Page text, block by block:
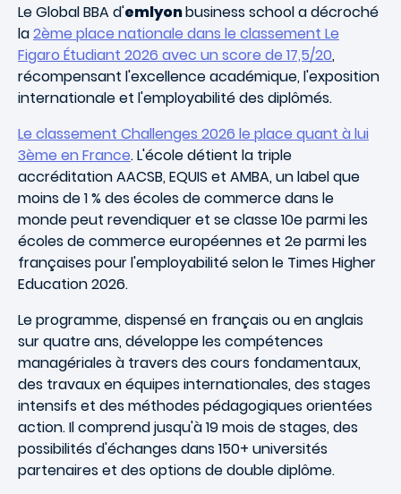
Le Global BBA d'emlyonbusiness school a décroché
la2ème place nationale dans le classement Le
Figaro Étudiant 2026 avec un score de 17,5/20,
récompensant l'excellence académique, l'exposition
internationale et l'employabilité des diplômés.
Le classement Challenges 2026 le place quant à lui
3ème en France. L'école détient la triple
accréditation AACSB, EQUIS et AMBA, un label que
moins de 1 % des écoles de commerce dans le
monde peut revendiquer et se classe 10e parmi les
écoles de commerce européennes et 2e parmi les
françaises pour l'employabilité selon le Times Higher
Education 2026.
Le programme, dispensé en français ou en anglais
sur quatre ans, développe les compétences
managériales à travers des cours fondamentaux,
des travaux en équipes internationales, des stages
intensifs et des méthodes pédagogiques orientées
action. Il comprend jusqu'à 19 mois de stages, des
possibilités d'échanges dans 150+ universités
partenaires et des options de double diplôme.